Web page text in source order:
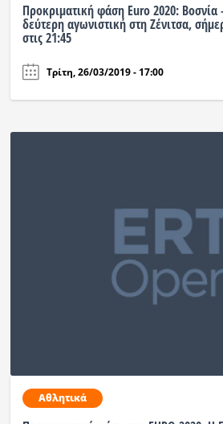
Προκριματική φάση Euro 2020: Βοσνία
δεύτερη αγωνιστική στη Ζένιτσα,
στις 21:45
Τρίτη, 26/03/2019 - 17:00
Αθλητικά